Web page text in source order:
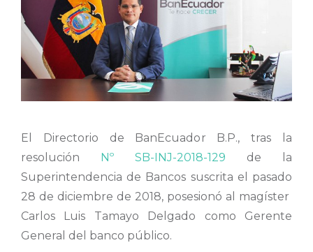
El Directorio de BanEcuador B.P., tras la
resolución Nº SB-INJ-2018-129 de la
Superintendencia de Bancos suscrita el pasado
28 de diciembre de 2018, posesionó al magíster
Carlos Luis Tamayo Delgado como Gerente
General del banco público.